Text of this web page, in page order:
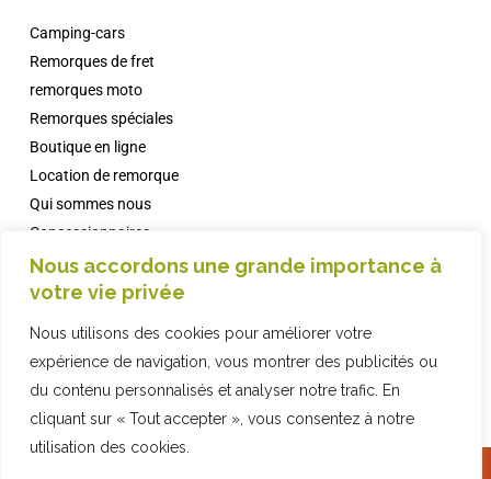
Nous accordons une grande importance à
votre vie privée
Nous utilisons des cookies pour améliorer votre
expérience de navigation, vous montrer des publicités ou
du contenu personnalisés et analyser notre trafic. En
cliquant sur « Tout accepter », vous consentez à notre
utilisation des cookies.
Qui sommes nous
Concessionnaires
Campings avec Comanche
informations
Camping-cars
Remorques de fret
remorques moto
Remorques spéciales
Boutique en ligne
Location de remorque